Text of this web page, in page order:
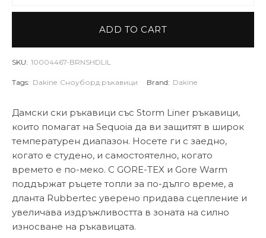
Дамски ски ръкавици със Storm Liner ръкавици,
които помагат на Sequoia да ви защитят в широк
температурен диапазон. Носете ги с заедно,
когато е студено, и самостоятелно, когато
времето е по-меко. С GORE-TEX и Gore Warm
поддържат ръцете топли за по-дълго време, а
дланта Rubbertec уверено придава сцепление и
увеличава издръжливостта в зоната на силно
износване на ръкавицата.
ADD TO CART
SKU: 10004467-BRNSHDLIL
Tags: Dakine Сноуборд ръкавици Brand: Dakine